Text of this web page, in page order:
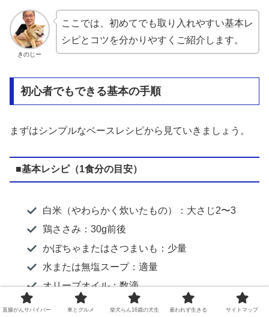
きのじー
ここでは、初めてでも取り入れやすい基本レ
シピとコツを分かりやすくご紹介します。
初心者でもできる基本の手順
まずはシンプルなベースレシピから見ていきましょう。
■基本レシピ（1食分の目安）
白米（やわらかく炊いたもの）：大さじ2〜3
鶏ささみ：30g前後
かぼちゃまたはさつまいも：少量
水または無塩スープ：適量
オリーブオイル：数滴
直腸がんサバイバー 車とグルメ 柴犬らん16歳の犬生 雇われず生きる サイトマップ